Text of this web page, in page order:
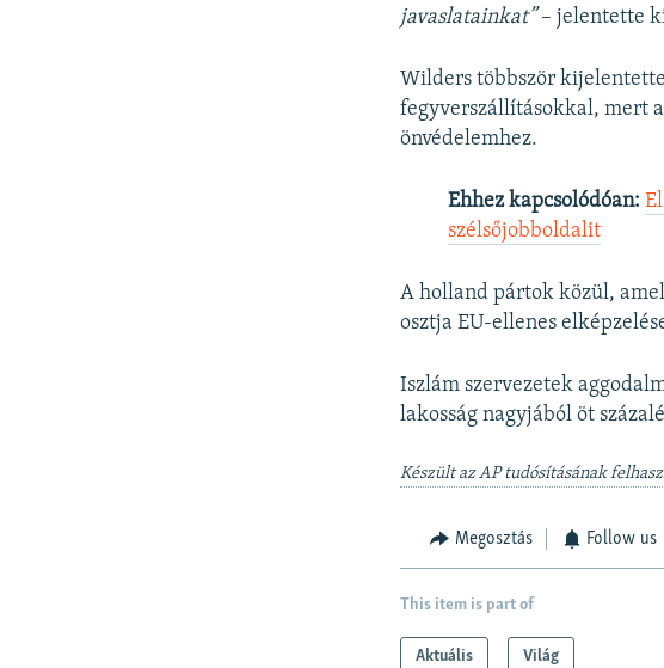
javaslatainkat”– jelentette
Wilders többször
fegyverszállításokkal, mert
önvédelemhez.
Ehhez kapcsolódóan:
szélsőjobboldalit
A holland pártok közül,
osztja EU-ellenes
Iszlám szervezetek
lakosság nagyjából öt
Készült az AP tudósításának
Megosztás Follow us
This item is part of
Aktuális Világ